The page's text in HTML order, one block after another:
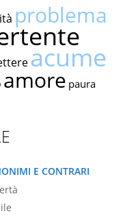
problema
acume
amore paura
E CONTRARI